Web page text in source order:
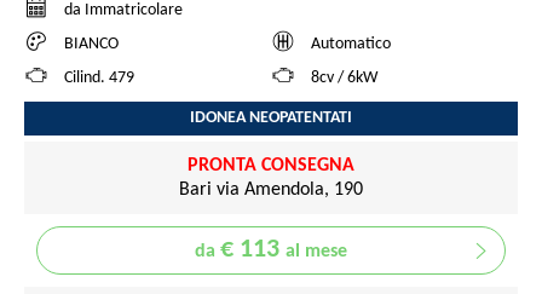
da Immatricolare
BIANCO
Automatico
Cilind. 479
8cv / 6kW
IDONEA NEOPATENTATI
PRONTA CONSEGNA
Bari via Amendola, 190
da € 113 al mese